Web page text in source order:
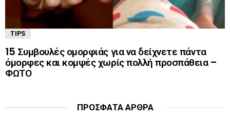
TIPS
15 Συμβουλές ομορφιάς για να δείχνετε πάντα
όμορφες και κομψές χωρίς πολλή προσπάθεια –
ΦΩΤΟ
ΠΡΌΣΦΑΤΑ ΆΡΘΡΑ